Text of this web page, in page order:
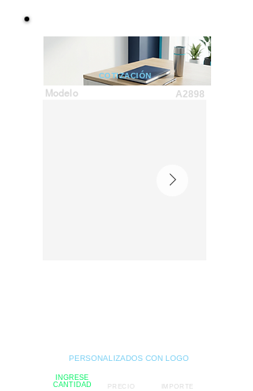
COTIZACIÓN
Modelo A2898
PERSONALIZADOS CON LOGO
INGRESE
CANTIDAD
IMPORTE
PRECIO